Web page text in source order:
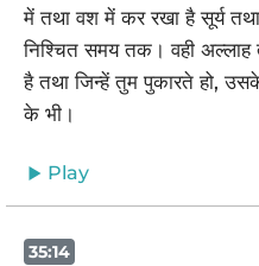
में तथा वश में कर रखा है सूर्य
निश्चित समय तक। वही अल्लाह
है तथा जिन्हें तुम पुकारते हो,
के भी।
Play
35:14